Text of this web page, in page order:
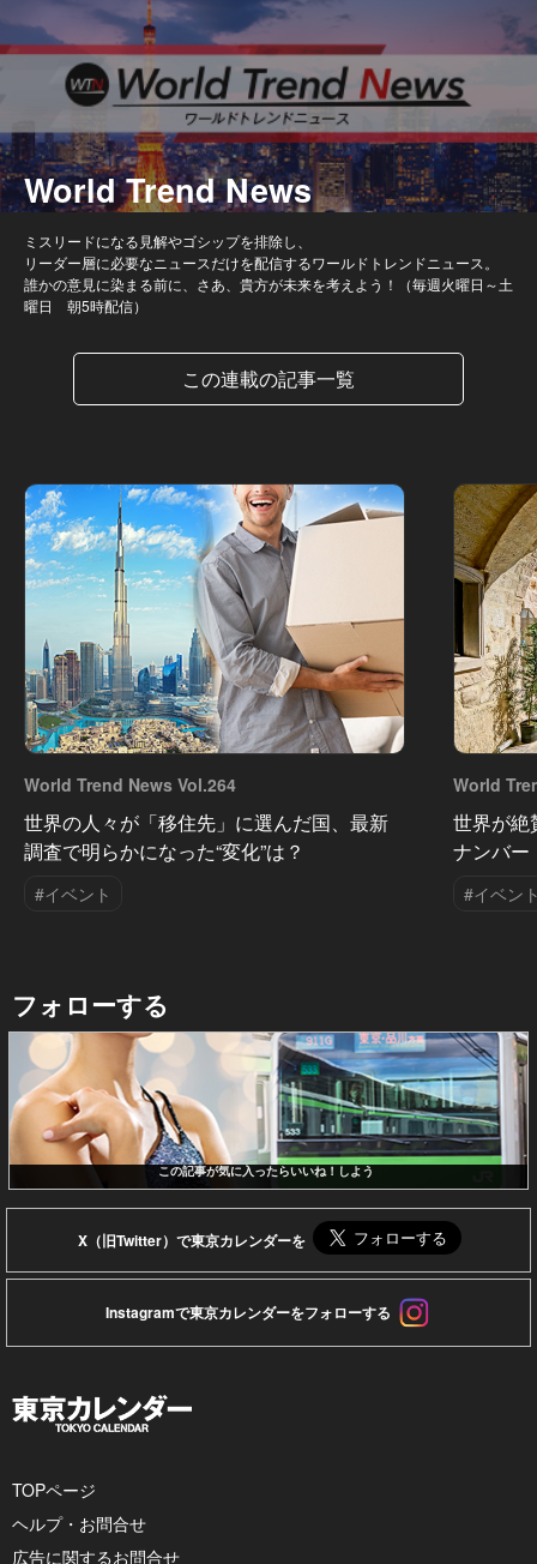
World Trend News
ミスリードになる見解やゴシップを排除し、
リーダー層に必要なニュースだけを配信するワールドトレンドニュース。
誰かの意見に染まる前に、さあ、貴方が未来を考えよう！（毎週火曜日～土
曜日 朝5時配信）
この連載の記事一覧
World Trend News Vol.264
世界の人々が「移住先」に選んだ国、最新
調査で明らかになった“変化”は？
#イベント
World
世界が絶
ナンバー
#イベン
フォローする
この記事が気に入ったらいいね！しよう
X（旧Twitter）で東京カレンダーを
Instagramで東京カレンダーをフォローする
TOPページ
ヘルプ・お問合せ
広告に関するお問合せ